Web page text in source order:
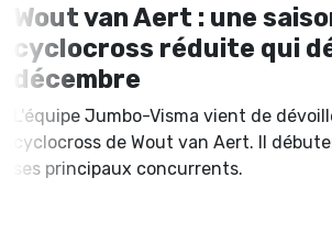
Wout van Aert : une
cyclocross réduite qui
décembre
L'équipe Jumbo-Visma vient de
cyclocross de Wout van Aert. Il
ses principaux concurrents.